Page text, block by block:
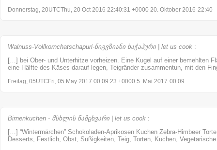
Donnerstag, 20UTCThu, 20 Oct 2016 22:40:31 +0000 20. Oktober 2016 22:40
Walnuss-Vollkornchatschapuri-ნიგვზიანი ხაჭაპური | let us cook :
[…] bei Ober- und Unterhitze vorheizen. Eine Kugel auf einer bemehlten
eine Hälfte des Käses darauf legen, Teigränder zusammentun, mit den
Freitag, 05UTCFri, 05 May 2017 00:09:23 +0000 5. Mai 2017 00:09
Birnenkuchen - მსხლის ნამცხვარი | let us cook :
[…] “Wintermärchen” Schokoladen-Aprikosen Kuchen Zebra-Himbeer
Desserts, Festlich, Obst, Süßigkeiten, Teig, Torten, Kuchen,